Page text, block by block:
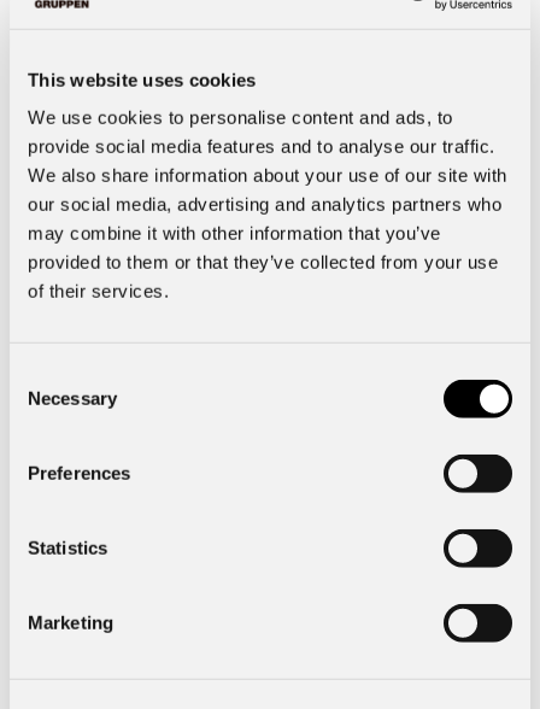
This website uses cookies
We use cookies to personalise content and ads, to
provide social media features and to analyse our traffic.
We also share information about your use of our site with
our social media, advertising and analytics partners who
may combine it with other information that you’ve
provided to them or that they’ve collected from your use
of their services.
Selection
Necessary
Preferences
Statistics
Marketing
Motor & Prestanda
Basuppgifter
Funktioner